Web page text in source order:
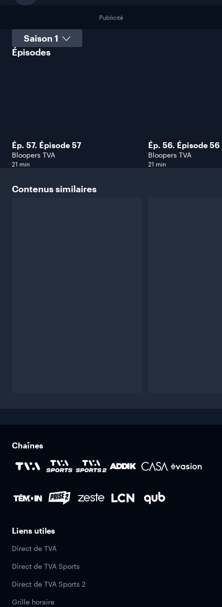
Publicité
Sélectionner une saison
Épisodes
Ép. 57. Épisode 57
Bloopers TVA
21 min
Ép. 56. Épisode 56
Bloopers TVA
21 min
Contenussimilaires
Chaînes
Liens utiles
Direct de TVA
Direct de TVA Sports
Direct de TVA Sports 2
Grille horaire